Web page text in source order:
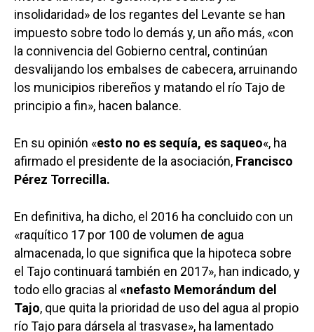
insolidaridad» de los regantes del Levante se han
impuesto sobre todo lo demás y, un año más, «con
la connivencia del Gobierno central, continúan
desvalijando los embalses de cabecera, arruinando
los municipios ribereños y matando el río Tajo de
principio a fin», hacen balance.
En su opinión «esto no es sequía, es saqueo«, ha
afirmado el presidente de la asociación, Francisco
Pérez Torrecilla.
En definitiva, ha dicho, el 2016 ha concluido con un
«raquítico 17 por 100 de volumen de agua
almacenada, lo que significa que la hipoteca sobre
el Tajo continuará también en 2017», han indicado, y
todo ello gracias al «nefasto Memorándum del
Tajo, que quita la prioridad de uso del agua al propio
río Tajo para dársela al trasvase», ha lamentado